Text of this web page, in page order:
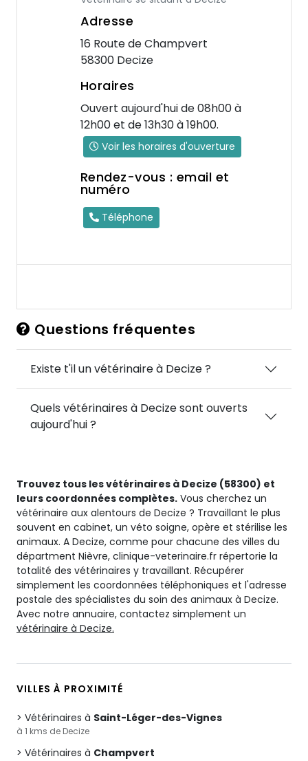
Adresse
16 Route de Champvert
58300 Decize
Horaires
Ouvert aujourd'hui de 08h00 à
12h00 et de 13h30 à 19h00.
Voir les horaires d'ouverture
Rendez-vous : email et
numéro
Téléphone
Questions fréquentes
Existe t'il un vétérinaire à Decize ?
Quels vétérinaires à Decize sont ouverts
aujourd'hui ?
Trouvez tous les vétérinaires à Decize (58300) et
leurs coordonnées complètes. Vous cherchez un
vétérinaire aux alentours de Decize ? Travaillant le plus
souvent en cabinet, un véto soigne, opère et stérilise les
animaux. A Decize, comme pour chacune des villes du
départment Nièvre, clinique-veterinaire.fr répertorie la
totalité des vétérinaires y travaillant. Récupérer
simplement les coordonnées téléphoniques et l'adresse
postale des spécialistes du soin des animaux à Decize.
Avec notre annuaire, contactez simplement un
vétérinaire à Decize.
VILLES À PROXIMITÉ
Vétérinaires à Saint-Léger-des-Vignes
à 1 kms de Decize
Vétérinaires à Champvert